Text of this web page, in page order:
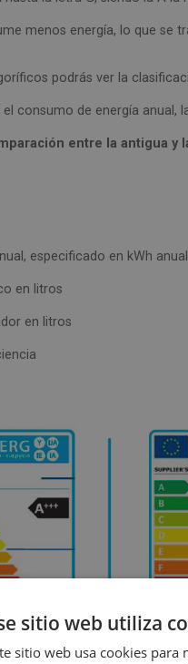
menos energía, lo que se
podrás ver la
consumo de energía anual,
entre la antigua y
especificado en kWh
en litros
en litros
sitio web utiliza
sitio web usa cookies